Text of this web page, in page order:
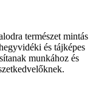
természet mintás
és tájképes
munkához és